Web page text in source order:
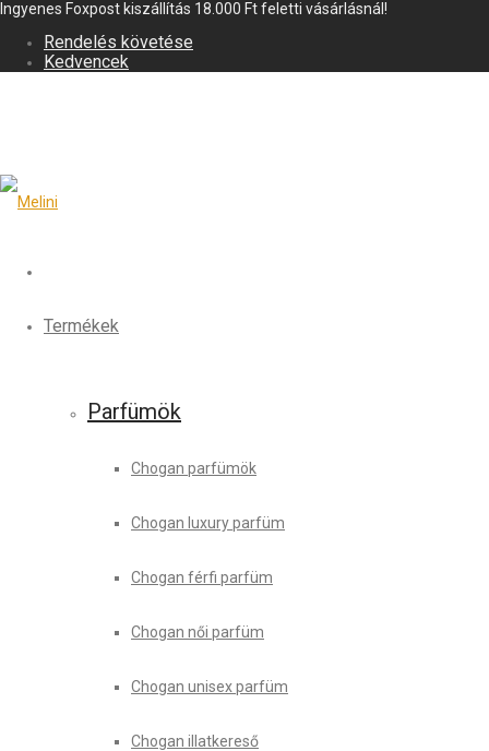
Ingyenes Foxpost kiszállítás 18.000 Ft feletti vásárlásnál!
Rendelés követése
Kedvencek
Termékek
Parfümök
Chogan parfümök
Chogan luxury parfüm
Chogan férfi parfüm
Chogan női parfüm
Chogan unisex parfüm
Chogan illatkereső